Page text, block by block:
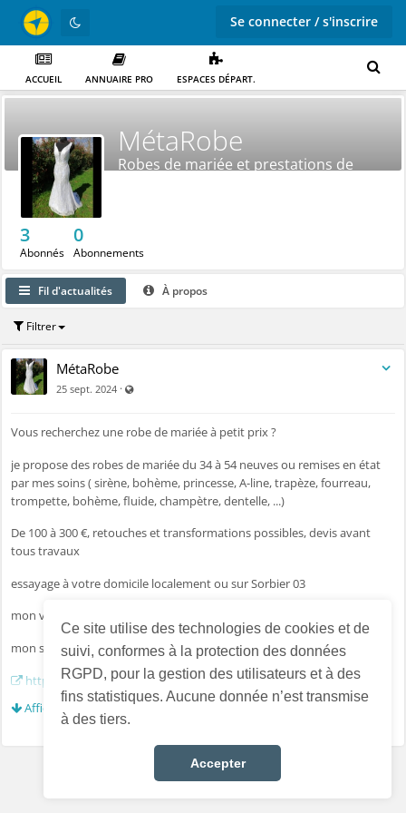
Ce site utilise des technologies de cookies et de
suivi, conformes à la protection des données
RGPD, pour la gestion des utilisateurs et à des
fins statistiques. Aucune donnée n’est transmise
à des tiers.
Accepter
Se connecter / s'inscrire
ACCUEIL ANNUAIRE PRO ESPACES DÉPART.
MétaRobe
Robes de mariée et prestations de
3
Abonnés
0
Abonnements
Fil d'actualités À propos
Filtrer
MétaRobe
25 sept. 2024 ·
Vous recherchez une robe de mariée à petit prix ?
je propose des robes de mariée du 34 à 54 neuves ou remises en état
par mes soins ( sirène, bohème, princesse, A-line, trapèze, fourreau,
trompette, bohème, fluide, champètre, dentelle, ...)
De 100 à 300 €, retouches et transformations possibles, devis avant
tous travaux
essayage à votre domicile localement ou sur Sorbier 03
mon vinted :
mon site :
https://metarobecouture.wixsite.com/metarobe
facebook :
https://m.facebook.com/metarobe
Essayage et remise en main propre localement
Envoi possible via mondial Relay, Colissimo, shop2shop et relais colis
Afficher plus...